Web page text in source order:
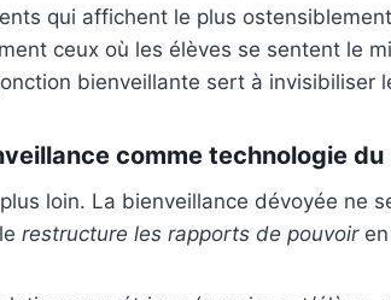
qui affichent le plus
ceux où les élèves se sentent le
bienveillante sert à invisibiliser
comme technologie du
loin. La bienveillance dévoyée ne
restructure les rapports de pouvoiren